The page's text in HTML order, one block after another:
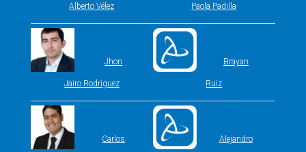
Alberto Vélez Paola Padilla
Jhon
Jairo Rodriguez
Brayan
Ruiz
Carlos Alejandro